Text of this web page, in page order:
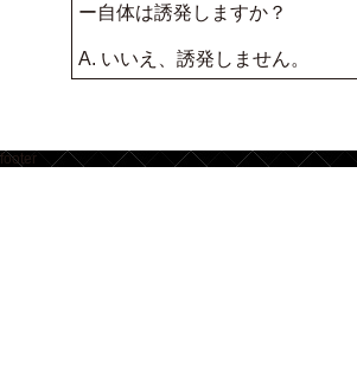
ー自体は誘発しますか？
A. いいえ、誘発しません。
footer